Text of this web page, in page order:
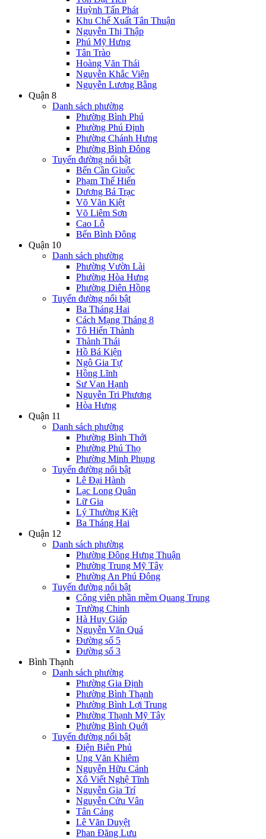
Huỳnh Tấn Phát
Khu Chế Xuất Tân Thuận
Nguyễn Thị Thập
Phú Mỹ Hưng
Tân Trào
Hoàng Văn Thái
Nguyễn Khắc Viện
Nguyễn Lương Bằng
Quận 8
Danh sách phường
Phường Bình Phú
Phường Phú Định
Phường Chánh Hưng
Phường Bình Đông
Tuyến đường nổi bật
Bến Cần Giuộc
Phạm Thế Hiển
Dương Bá Trạc
Võ Văn Kiệt
Võ Liêm Sơn
Cao Lỗ
Bến Bình Đông
Quận 10
Danh sách phường
Phường Vườn Lài
Phường Hòa Hưng
Phường Diên Hồng
Tuyến đường nổi bật
Ba Tháng Hai
Cách Mạng Tháng 8
Tô Hiến Thành
Thành Thái
Hồ Bá Kiện
Ngô Gia Tự
Hồng Lĩnh
Sư Vạn Hạnh
Nguyễn Tri Phương
Hòa Hưng
Quận 11
Danh sách phường
Phường Bình Thới
Phường Phú Thọ
Phường Minh Phụng
Tuyến đường nổi bật
Lê Đại Hành
Lạc Long Quân
Lữ Gia
Lý Thường Kiệt
Ba Tháng Hai
Quận 12
Danh sách phường
Phường Đông Hưng Thuận
Phường Trung Mỹ Tây
Phường An Phú Đông
Tuyến đường nổi bật
Công viên phần mềm Quang Trung
Trường Chinh
Hà Huy Giáp
Nguyễn Văn Quá
Đường số 5
Đường số 3
Bình Thạnh
Danh sách phường
Phường Gia Định
Phường Bình Thạnh
Phường Bình Lợi Trung
Phường Thạnh Mỹ Tây
Phường Bình Quới
Tuyến đường nổi bật
Điện Biên Phủ
Ung Văn Khiêm
Nguyễn Hữu Cảnh
Xô Viết Nghệ Tĩnh
Nguyễn Gia Trí
Nguyễn Cửu Vân
Tân Cảng
Lê Văn Duyệt
Phan Đăng Lưu